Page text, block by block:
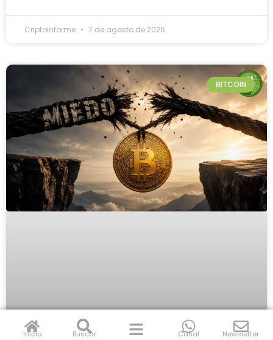
Inicio Buscar Canal Newsletter
Criptoinforme 7 de agosto de 2026
BITCOIN